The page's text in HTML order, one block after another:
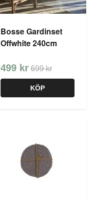
Bosse Gardinset
Offwhite 240cm
499 kr 699 kr
KÖP